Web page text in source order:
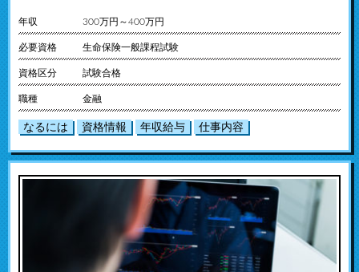
年収 300万円～400万円
必要資格 生命保険一般課程試験
資格区分 試験合格
職種 金融
なるには 資格情報 年収給与 仕事内容